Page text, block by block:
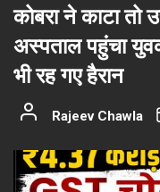
कोबरा ने काटा तो
अस्पताल पहुंचा
भी रह गए हैरान
Rajeev Chawla